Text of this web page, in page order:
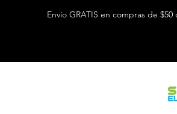
Envío GRATIS en compras de $50